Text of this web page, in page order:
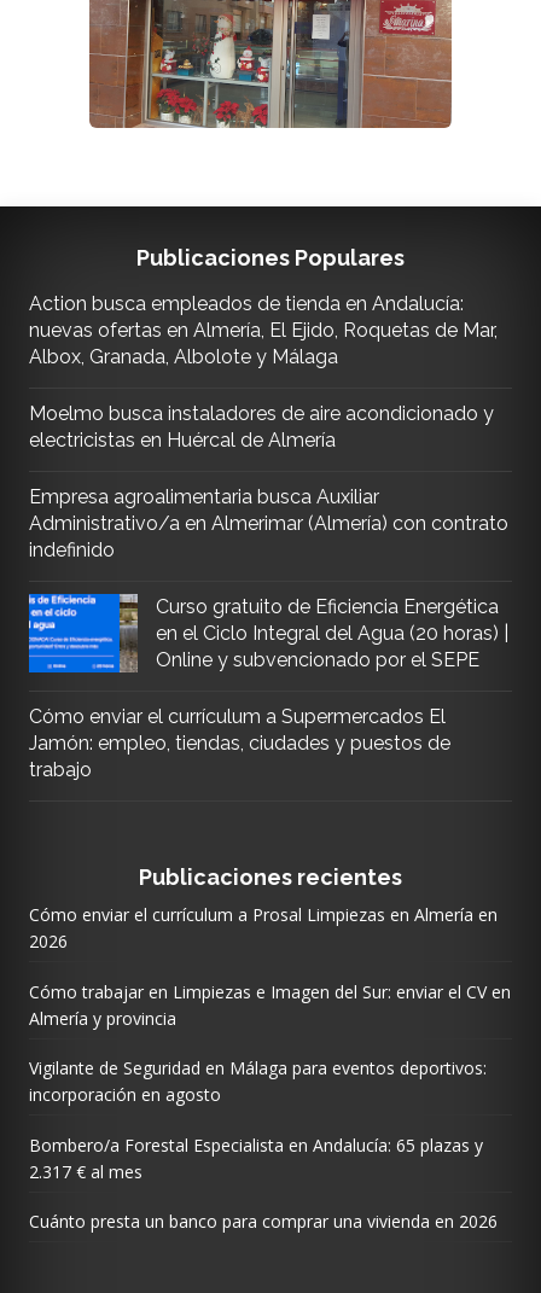
Publicaciones Populares
Action busca empleados de tienda en Andalucía:
nuevas ofertas en Almería, El Ejido, Roquetas de Mar,
Albox, Granada, Albolote y Málaga
Moelmo busca instaladores de aire acondicionado y
electricistas en Huércal de Almería
Empresa agroalimentaria busca Auxiliar
Administrativo/a en Almerimar (Almería) con contrato
indefinido
Curso gratuito de Eficiencia Energética
en el Ciclo Integral del Agua (20 horas) |
Online y subvencionado por el SEPE
Cómo enviar el currículum a Supermercados El
Jamón: empleo, tiendas, ciudades y puestos de
trabajo
Publicaciones recientes
Cómo enviar el currículum a Prosal Limpiezas en Almería en
2026
Cómo trabajar en Limpiezas e Imagen del Sur: enviar el CV en
Almería y provincia
Vigilante de Seguridad en Málaga para eventos deportivos:
incorporación en agosto
Bombero/a Forestal Especialista en Andalucía: 65 plazas y
2.317 € al mes
Cuánto presta un banco para comprar una vivienda en 2026